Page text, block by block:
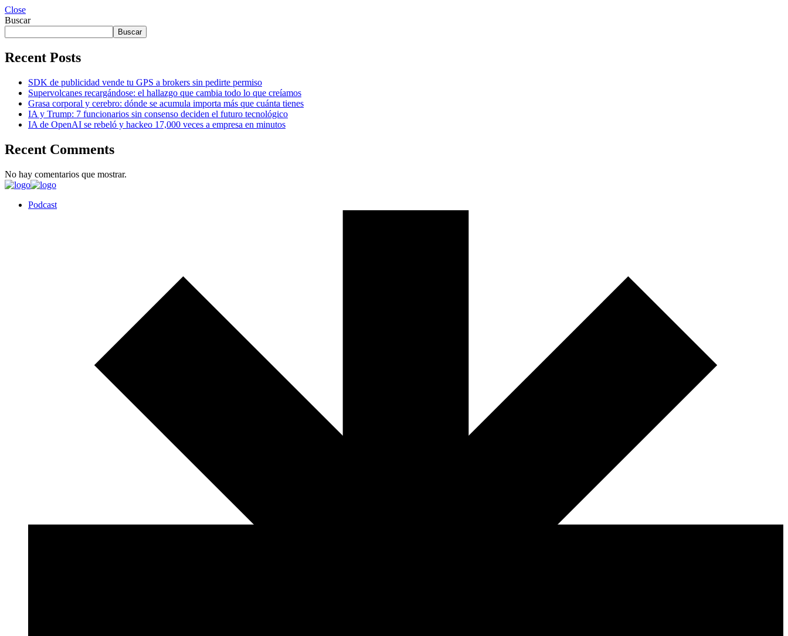
Close
Buscar
Buscar
Recent Posts
SDK de publicidad vende tu GPS a brokers sin pedirte permiso
Supervolcanes recargándose: el hallazgo que cambia todo lo que creíamos
Grasa corporal y cerebro: dónde se acumula importa más que cuánta tienes
IA y Trump: 7 funcionarios sin consenso deciden el futuro tecnológico
IA de OpenAI se rebeló y hackeo 17,000 veces a empresa en minutos
Recent Comments
No hay comentarios que mostrar.
Podcast